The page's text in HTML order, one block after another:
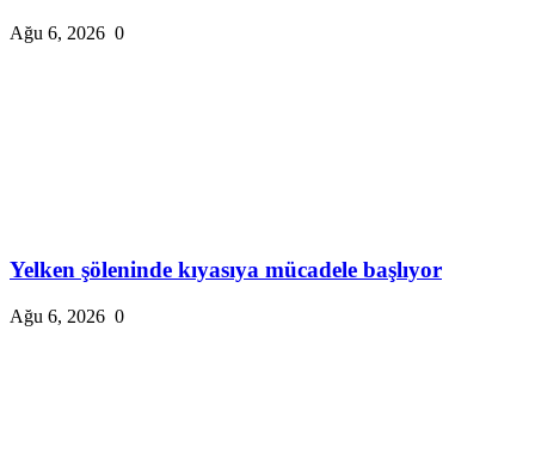
Ağu 6, 2026 0
Yelken şöleninde kıyasıya mücadele başlıyor
Ağu 6, 2026 0